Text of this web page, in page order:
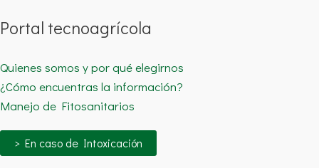
Portal tecnoagrícola
Quienes somos y por qué elegirnos
¿Cómo encuentras la información?
Manejo de Fitosanitarios
> En caso de Intoxicación